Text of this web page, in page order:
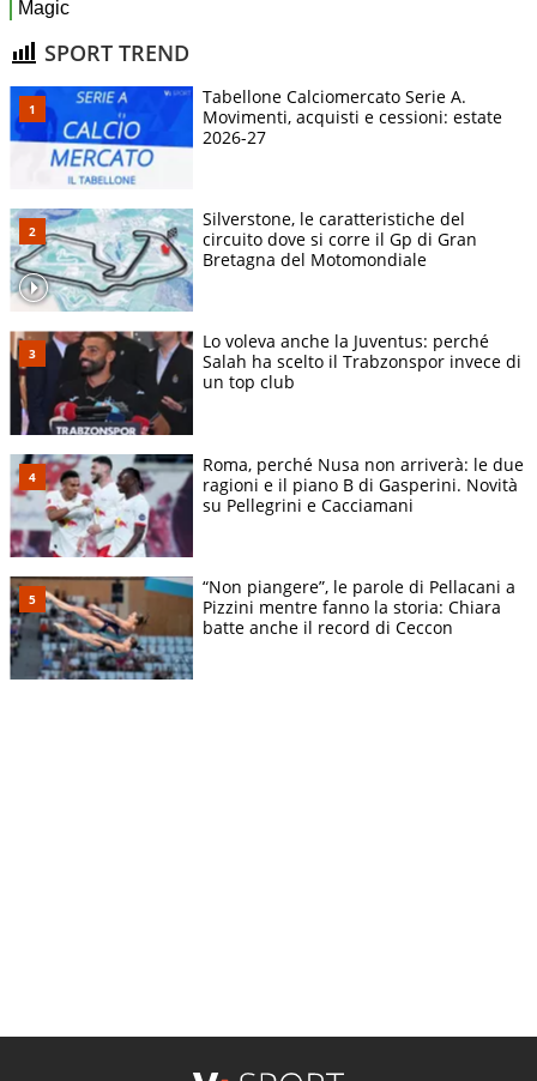
SPORT TREND
Tabellone Calciomercato Serie A.
Movimenti, acquisti e cessioni: estate
2026-27
Silverstone, le caratteristiche del
circuito dove si corre il Gp di Gran
Bretagna del Motomondiale
Lo voleva anche la Juventus: perché
Salah ha scelto il Trabzonspor invece di
un top club
Roma, perché Nusa non arriverà: le due
ragioni e il piano B di Gasperini. Novità
su Pellegrini e Cacciamani
“Non piangere”, le parole di Pellacani a
Pizzini mentre fanno la storia: Chiara
batte anche il record di Ceccon